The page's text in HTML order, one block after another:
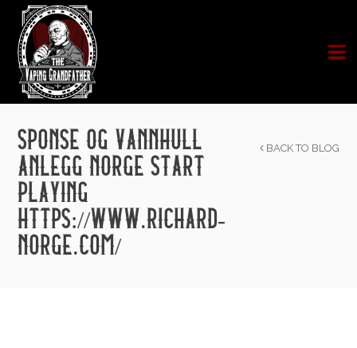
SPONSE OG VANNHULL
ANLEGG NORGE START
PLAYING
HTTPS://WWW.RICHARD-
NORGE.COM/
BACK TO BLOG